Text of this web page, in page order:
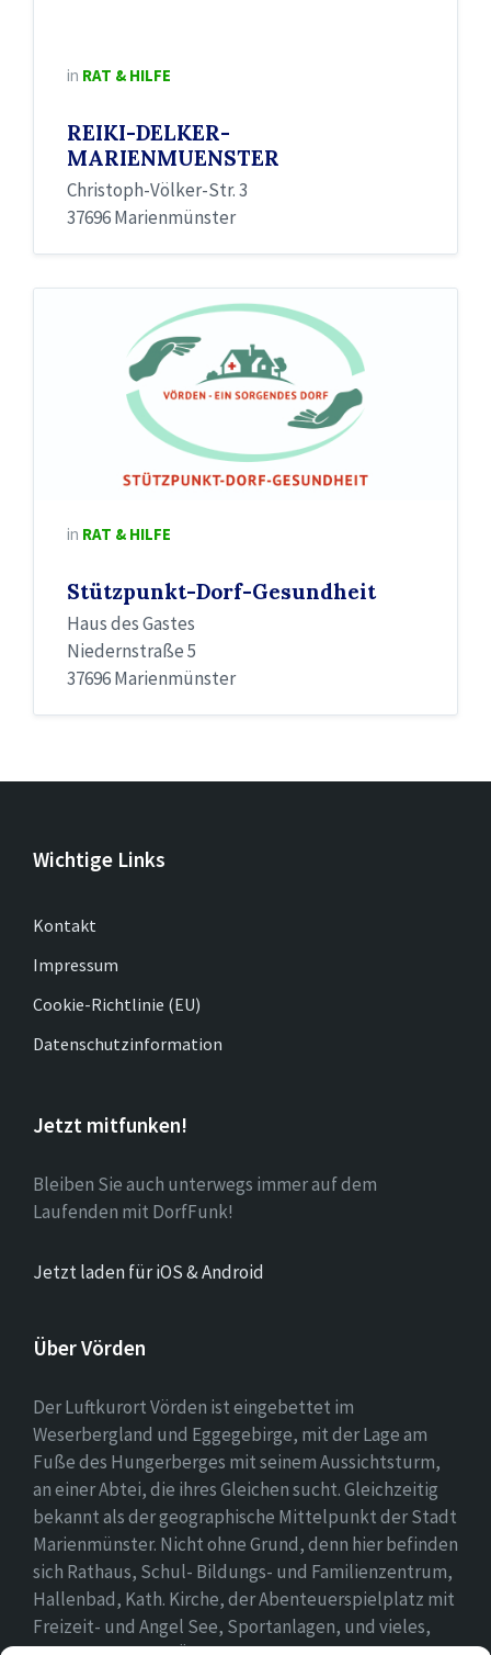
in RAT & HILFE
REIKI-DELKER-
MARIENMUENSTER
Christoph-Völker-Str. 3
37696 Marienmünster
in RAT & HILFE
Stützpunkt-Dorf-Gesundheit
Haus des Gastes
Niedernstraße 5
37696 Marienmünster
Wichtige Links
Kontakt
Impressum
Cookie-Richtlinie (EU)
Datenschutzinformation
Jetzt mitfunken!
Bleiben Sie auch unterwegs immer auf dem
Laufenden mit DorfFunk!
Jetzt laden für iOS & Android
Über Vörden
Der Luftkurort Vörden ist eingebettet im
Weserbergland und Eggegebirge, mit der Lage am
Fuße des Hungerberges mit seinem Aussichtsturm,
an einer Abtei, die ihres Gleichen sucht. Gleichzeitig
bekannt als der geographische Mittelpunkt der Stadt
Marienmünster. Nicht ohne Grund, denn hier befinden
sich Rathaus, Schul- Bildungs- und Familienzentrum,
Hallenbad, Kath. Kirche, der Abenteuerspielplatz mit
Freizeit- und Angel See, Sportanlagen, und vieles,